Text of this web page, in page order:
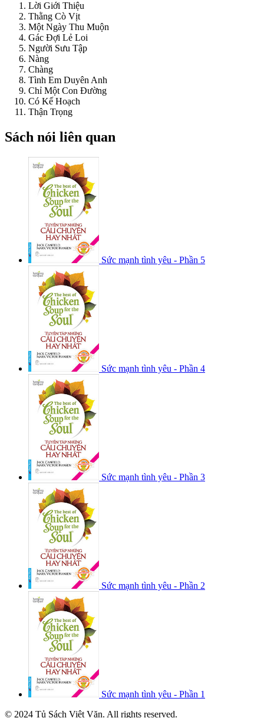
Lời Giới Thiệu
Thằng Cò Vịt
Một Ngày Thu Muộn
Gác Đợi Lẻ Loi
Người Sưu Tập
Nàng
Chàng
Tình Em Duyên Anh
Chỉ Một Con Đường
Có Kế Hoạch
Thận Trọng
Sách nói liên quan
Sức mạnh tình yêu - Phần 5
Sức mạnh tình yêu - Phần 4
Sức mạnh tình yêu - Phần 3
Sức mạnh tình yêu - Phần 2
Sức mạnh tình yêu - Phần 1
© 2024 Tủ Sách Việt Văn. All rights reserved.